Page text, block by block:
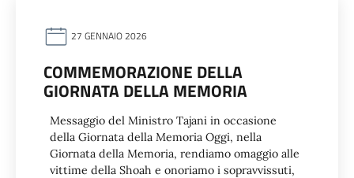
27 GENNAIO 2026
COMMEMORAZIONE DELLA
GIORNATA DELLA MEMORIA
Messaggio del Ministro Tajani in occasione
della Giornata della Memoria Oggi, nella
Giornata della Memoria, rendiamo omaggio alle
vittime della Shoah e onoriamo i sopravvissuti,